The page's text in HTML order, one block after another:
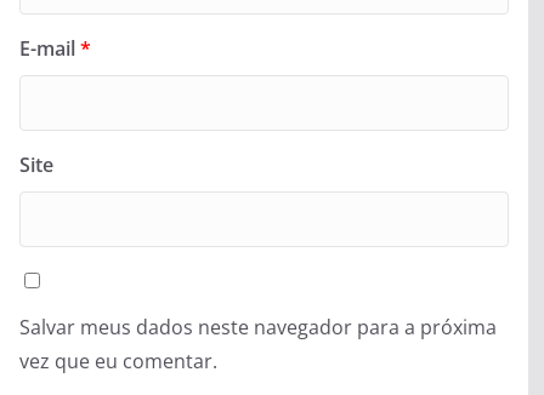
E-mail*
Site
Salvar meus dados neste navegador para a próxima
vez que eu comentar.